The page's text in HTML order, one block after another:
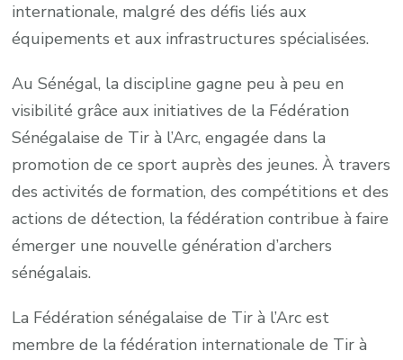
internationale, malgré des défis liés aux
équipements et aux infrastructures spécialisées.
Au Sénégal, la discipline gagne peu à peu en
visibilité grâce aux initiatives de la Fédération
Sénégalaise de Tir à l’Arc, engagée dans la
promotion de ce sport auprès des jeunes. À travers
des activités de formation, des compétitions et des
actions de détection, la fédération contribue à faire
émerger une nouvelle génération d’archers
sénégalais.
La Fédération sénégalaise de Tir à l’Arc est
membre de la fédération internationale de Tir à